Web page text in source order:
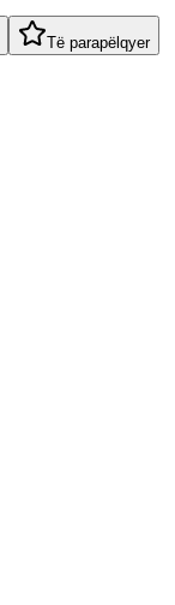
Të parapëlqyer